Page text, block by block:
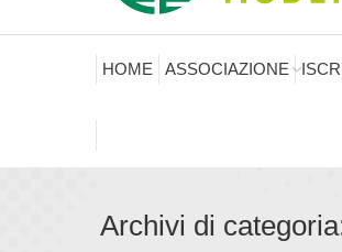
HOME ASSOCIAZIONE
Archivi di